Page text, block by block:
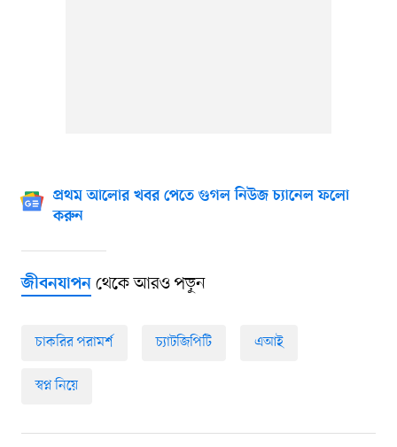
প্রথম আলোর খবর পেতে গুগল নিউজ চ্যানেল ফলো
করুন
জীবনযাপনথেকে আরও পড়ুন
চাকরির পরামর্শ চ্যাটজিপিটি এআই
স্বপ্ন নিয়ে